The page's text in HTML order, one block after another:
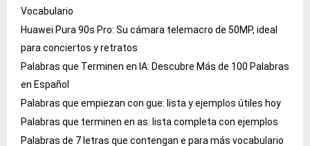
Vocabulario
Huawei Pura 90s Pro: Su cámara telemacro de 50MP, ideal
para conciertos y retratos
Palabras que Terminen en IA: Descubre Más de 100 Palabras
en Español
Palabras que empiezan con gue: lista y ejemplos útiles hoy
Palabras que terminen en as: lista completa con ejemplos
Palabras de 7 letras que contengan e para más vocabulario